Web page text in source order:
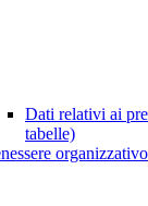
Dati relativi ai
tabelle)
organizzativo